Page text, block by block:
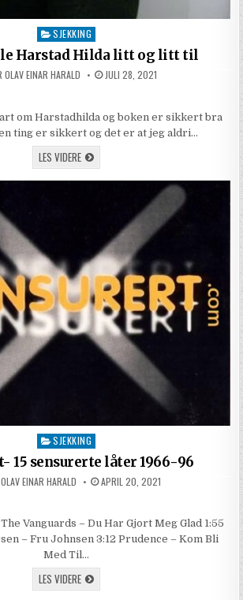
Posted in
SJEKKING
Harstad Hilda litt og litt til
OLAV EINAR HARALD PUBLISHED DATE:
JULI 28, 2021
om Harstadhilda og boken er sikkert bra
ting er sikkert og det er at jeg aldri…
LES VIDEREJEG VIL SIKLE HARSTAD HILDA LITT OG
Posted in
SJEKKING
15 sensurerte låter 1966-96
EINAR HARALD PUBLISHED DATE:
APRIL 20, 2021
Vanguards – Du Har Gjort Meg Glad 1:55
– Fru Johnsen 3:12 Prudence – Kom Bli
Med Til…
LES VIDERESENSURERT- 15 SENSURERTE LÅTER